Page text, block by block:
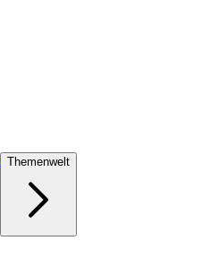
Themenwelt